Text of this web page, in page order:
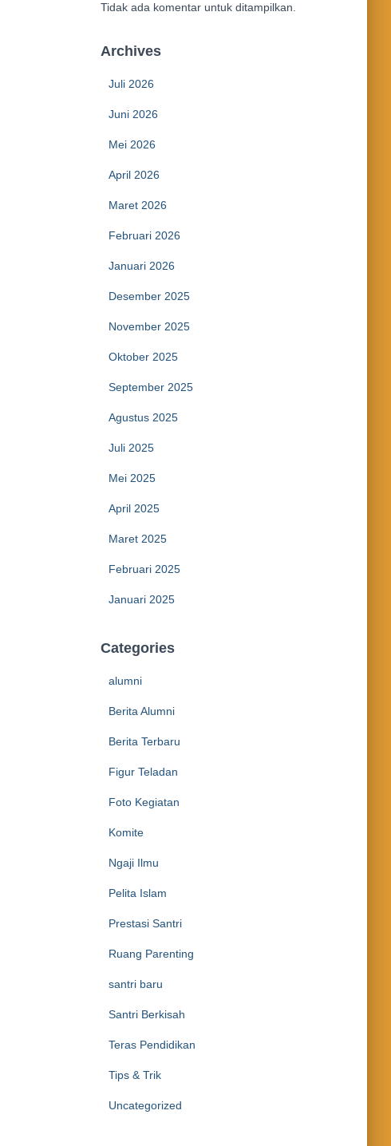
Tidak ada komentar untuk ditampilkan.
Archives
Juli 2026
Juni 2026
Mei 2026
April 2026
Maret 2026
Februari 2026
Januari 2026
Desember 2025
November 2025
Oktober 2025
September 2025
Agustus 2025
Juli 2025
Mei 2025
April 2025
Maret 2025
Februari 2025
Januari 2025
Categories
alumni
Berita Alumni
Berita Terbaru
Figur Teladan
Foto Kegiatan
Komite
Ngaji Ilmu
Pelita Islam
Prestasi Santri
Ruang Parenting
santri baru
Santri Berkisah
Teras Pendidikan
Tips & Trik
Uncategorized